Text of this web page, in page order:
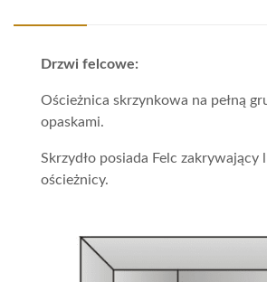
Drzwi felcowe:
Ościeżnica skrzynkowa na pełną
opaskami.
Skrzydło posiada Felc zakrywający
ościeżnicy.